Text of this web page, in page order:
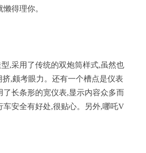
得理你。
,采用了传统的双炮筒样式,虽然也
,颇考眼力。还有一个槽点是仪表
长条形的宽仪表,显示内容众多而
车安全有好处,很贴心。另外,哪吒V